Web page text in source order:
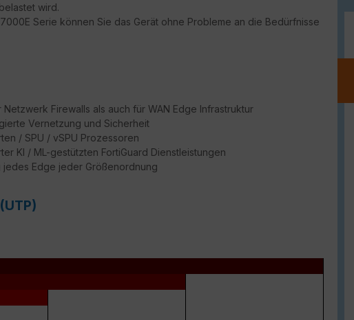
wird.
Serie können Sie das Gerät ohne Probleme an die Bedürfnisse
Netzwerk Firewalls als auch für WAN Edge Infrastruktur
Vernetzung und Sicherheit
/ SPU / vSPU Prozessoren
KI / ML-gestützten FortiGuard Dienstleistungen
Edge jeder Größenordnung